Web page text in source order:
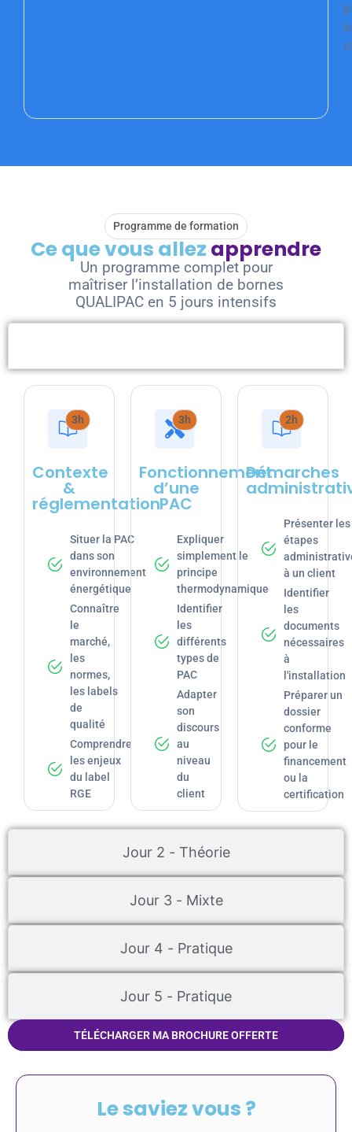
à
Programme de formation
Ce que vous allez apprendre
Un programme complet pour
maîtriser l’installation de bornes
QUALIPAC en 5 jours intensifs
Jour 2 - Théorie
Jour 3 - Mixte
Jour 4 - Pratique
Jour 5 - Pratique
3h
Contexte
&
réglementation
Situer la PAC
dans son
environnement
énergétique
Connaître
le
marché,
les
normes,
les labels
de
qualité
Comprendre
les enjeux
du label
RGE
3h
Fonctionnement
d’une
PAC
Expliquer
simplement le
principe
thermodynamique
Identifier
les
différents
types de
PAC
Adapter
son
discours
au
niveau
du
client
2h
Démarches
Présenter les
étapes
à un client
Identifier
les
documents
nécessaires
à
l'installation
Préparer un
dossier
conforme
pour le
financement
ou la
certification
TÉLÉCHARGER MA BROCHURE OFFERTE
Le saviez vous ?